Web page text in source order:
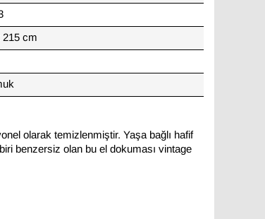
cm
olarak temizlenmiştir. Yaşa bağlı hafif
benzersiz olan bu el dokuması vintage